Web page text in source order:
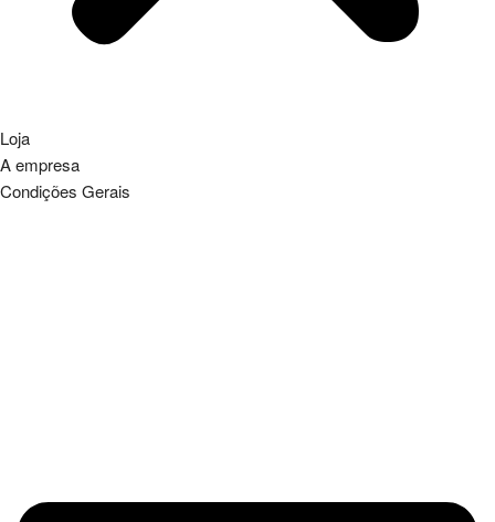
Loja
A empresa
Condições Gerais